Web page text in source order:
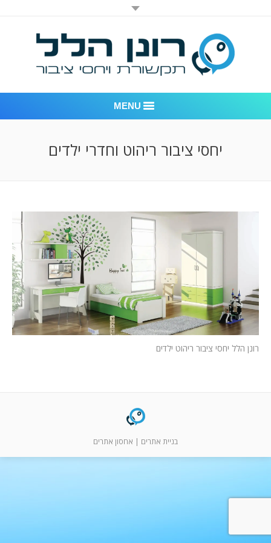
MENU
לקוחות – משרד יחסי ציבור רונן הלל
חדר חדשות
המלצות
ניהול מוניטין
צור קשר
יחסי ציבור ריהוט וחדרי ילדים
רונן הלל יחסי ציבור ריהוט ילדים
בניית אתרים | אחסון אתרים